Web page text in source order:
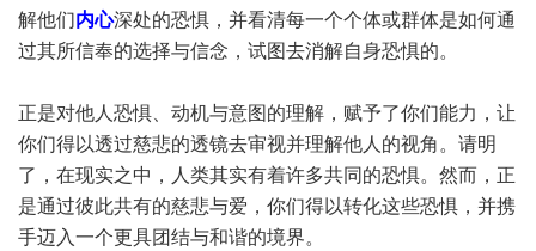
解他们内心深处的恐惧，并看清每一个个体或群体是如何通
过其所信奉的选择与信念，试图去消解自身恐惧的。
正是对他人恐惧、动机与意图的理解，赋予了你们能力，让
你们得以透过慈悲的透镜去审视并理解他人的视角。请明
了，在现实之中，人类其实有着许多共同的恐惧。然而，正
是通过彼此共有的慈悲与爱，你们得以转化这些恐惧，并携
手迈入一个更具团结与和谐的境界。